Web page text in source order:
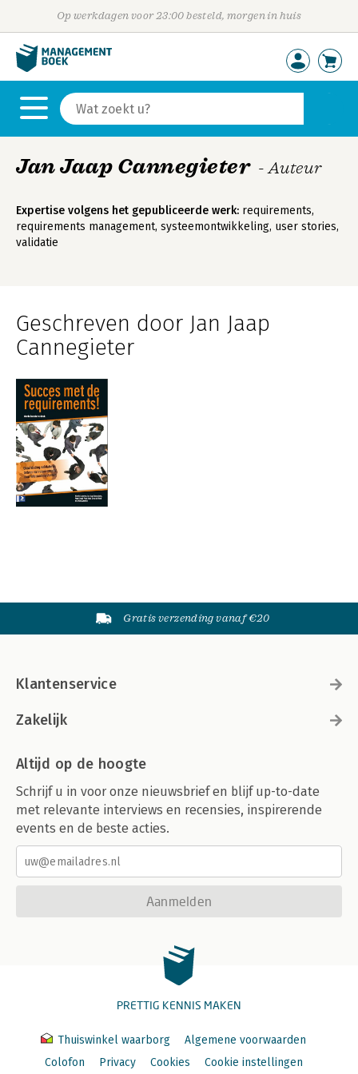
Op werkdagen voor 23:00 besteld, morgen in huis
Jan Jaap Cannegieter - Auteur
Expertise volgens het gepubliceerde werk: requirements,
requirements management, systeemontwikkeling, user stories,
validatie
Geschreven door Jan Jaap
Cannegieter
Gratis verzending vanaf €20
Klantenservice
Zakelijk
Altijd op de hoogte
Schrijf u in voor onze nieuwsbrief en blijf up-to-date
met relevante interviews en recensies, inspirerende
events en de beste acties.
Aanmelden
PRETTIG KENNIS MAKEN
Thuiswinkel waarborg
Algemene voorwaarden
Colofon
Privacy Cookies Cookie instellingen